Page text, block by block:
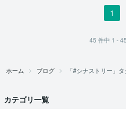
1
45 件中 1 - 45
ホーム ブログ 「#シナストリー」
カテゴリ一覧